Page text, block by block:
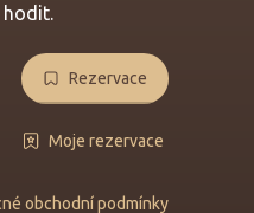
hodit.
Rezervace
Moje rezervace
obchodní podmínky